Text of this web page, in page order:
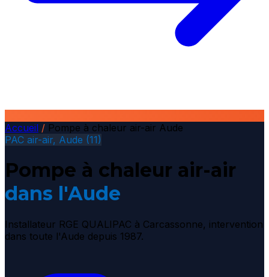
Accueil / Pompe à chaleur air-air Aude
PAC air-air, Aude (11)
Pompe à chaleur air-air
dans l'Aude
Installateur RGE QUALIPAC à Carcassonne, intervention
dans toute l'Aude depuis 1987.